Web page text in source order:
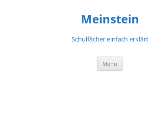
Meinstein
Schulfächer einfach erklärt
Menü